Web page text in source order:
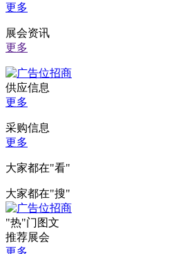
更多
展会资讯
更多
供应信息
更多
采购信息
更多
大家都在"看"
大家都在"搜"
"热"门图文
推荐展会
更多